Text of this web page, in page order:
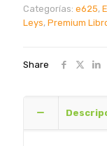
iglesias
+
Lucas
cantidad
Categorías: e625,
Leys, Premium
Share